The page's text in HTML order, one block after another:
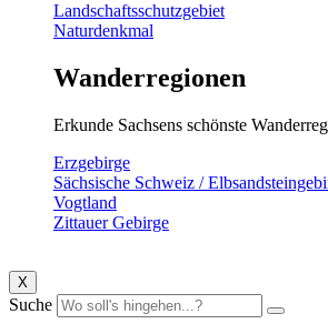
Landschaftsschutzgebiet
Naturdenkmal
Wanderregionen
Erkunde Sachsens schönste
Erzgebirge
Sächsische Schweiz /
Vogtland
Zittauer Gebirge
X
Suche